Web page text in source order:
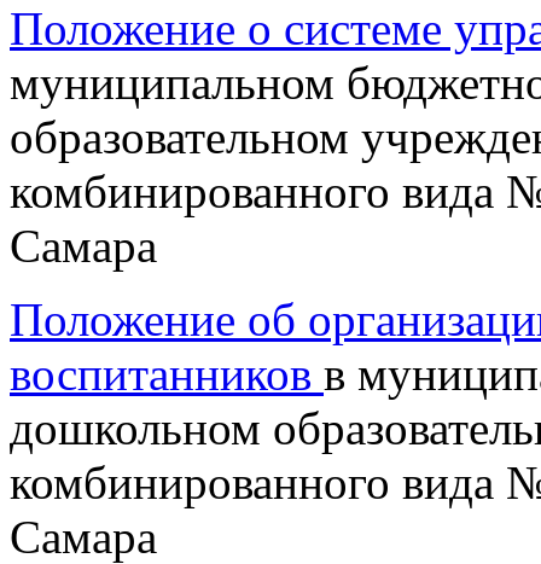
Положение о системе
муниципальном
образовательном
комбинированного вида
Самара
Положение об
воспитанников в
дошкольном
комбинированного вида
Самара